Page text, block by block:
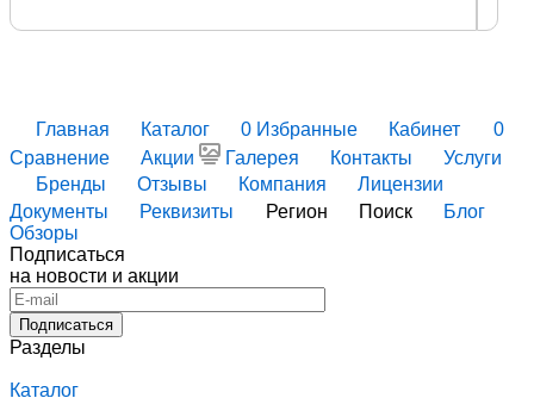
Главная Каталог 0 Избранные Кабинет
0
Сравнение
Акции Галерея Контакты
Услуги
Бренды
Отзывы Компания
Лицензии
Документы
Реквизиты Регион Поиск
Блог
Обзоры
Подписаться
на новости и акции
Подписаться
Разделы
Каталог